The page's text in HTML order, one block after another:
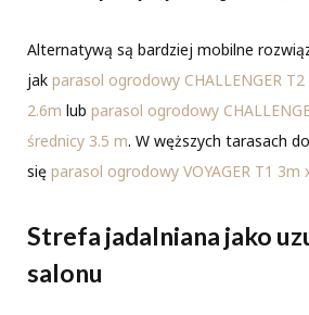
Alternatywą są bardziej mobilne
jak parasol ogrodowy CHALLENGER
2.6m lub parasol ogrodowy
średnicy 3.5 m. W węższych tarasach
się parasol ogrodowy VOYAGER T1 3m
Strefa jadalniana jako
salonu